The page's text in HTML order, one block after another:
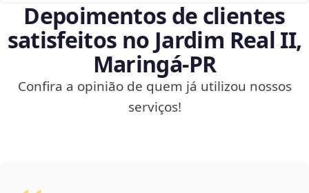
Depoimentos de clientes
satisfeitos no Jardim Real II,
Maringá‑PR
Confira a opinião de quem já utilizou nossos
serviços!